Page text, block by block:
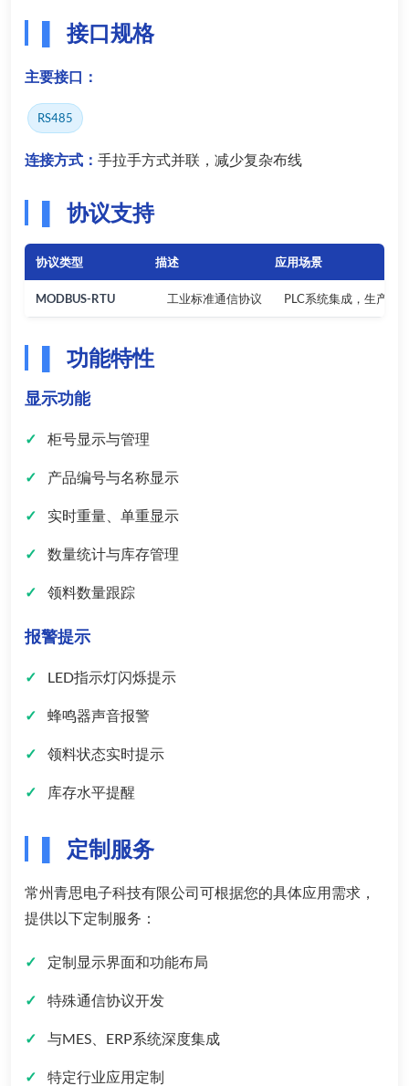
接口规格
主要接口：
RS485
连接方式： 手拉手方式并联，减少复杂布线
协议支持
协议类型 描述 应用场景
MODBUS-RTU 工业标准通信协议 PLC系统集成，生产线
功能特性
显示功能
柜号显示与管理
产品编号与名称显示
实时重量、单重显示
数量统计与库存管理
领料数量跟踪
报警提示
LED指示灯闪烁提示
蜂鸣器声音报警
领料状态实时提示
库存水平提醒
定制服务
常州青思电子科技有限公司可根据您的具体应用需求，
提供以下定制服务：
定制显示界面和功能布局
特殊通信协议开发
与MES、ERP系统深度集成
特定行业应用定制